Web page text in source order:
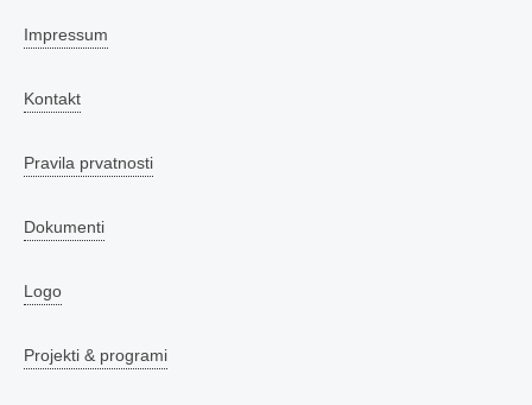
Impressum
Kontakt
Pravila prvatnosti
Dokumenti
Logo
Projekti & programi